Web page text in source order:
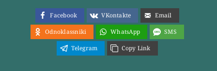
Facebook VKontakte
Email
Odnoklassniki
WhatsApp
SMS
Telegram
Copy Link